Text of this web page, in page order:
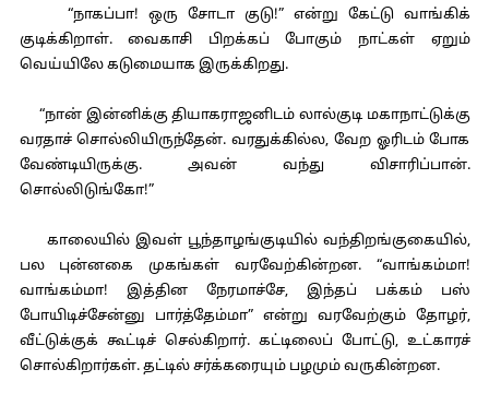
“நாகப்பா! ஒரு சோடா குடு!” என்று கேட்டு வாங்கிக்
குடிக்கிறாள். வைகாசி பிறக்கப் போகும் நாட்கள் ஏறும்
வெய்யிலே கடுமையாக இருக்கிறது.
“நான் இன்னிக்கு தியாகராஜனிடம் லால்குடி மகாநாட்டுக்கு
வரதாச் சொல்லியிருந்தேன். வரதுக்கில்ல, வேற ஓரிடம் போக
வேண்டியிருக்கு. அவன் வந்து விசாரிப்பான்.
சொல்லிடுங்கோ!”
காலையில் இவள் பூந்தாழங்குடியில் வந்திறங்குகையில்,
பல புன்னகை முகங்கள் வரவேற்கின்றன. “வாங்கம்மா!
வாங்கம்மா! இத்தின நேரமாச்சே, இந்தப் பக்கம் பஸ்
போயிடிச்சேன்னு பார்த்தேம்மா” என்று வரவேற்கும் தோழர்,
வீட்டுக்குக் கூட்டிச் செல்கிறார். கட்டிலைப் போட்டு, உட்காரச்
சொல்கிறார்கள். தட்டில் சர்க்கரையும் பழமும் வருகின்றன.